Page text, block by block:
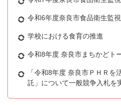
令和6年度奈良市食品衛生監
学校における食育の推進
令和8年度 奈良市まちかどト
「令和8年度 奈良市ＰＨＲを
託」について一般競争入札を